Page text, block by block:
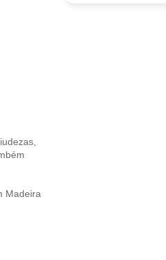
Madeira